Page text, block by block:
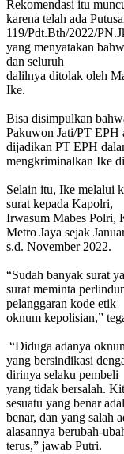
Rekomendasi itu
karena telah ada
119/Pdt.Bth/2022/
yang menyatakan
dan seluruh
dalilnya ditolak oleh
Ike.
Bisa disimpulkan
Pakuwon Jati/PT EPH
dijadikan PT EPH
mengkriminalkan Ike
Selain itu, Ike melalui
surat kepada Kapolri,
Irwasum Mabes Polri,
Metro Jaya sejak
s.d. November 2022.
“Sudah banyak surat
surat meminta
pelanggaran kode etik
oknum kepolisian,”
“Diduga adanya
yang bersindikasi
dirinya selaku pembeli
yang tidak bersalah.
sesuatu yang benar
benar, dan yang salah
alasannya berubah-
terus,” jawab Putri.